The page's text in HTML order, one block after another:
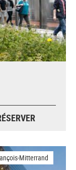
Mitterrand